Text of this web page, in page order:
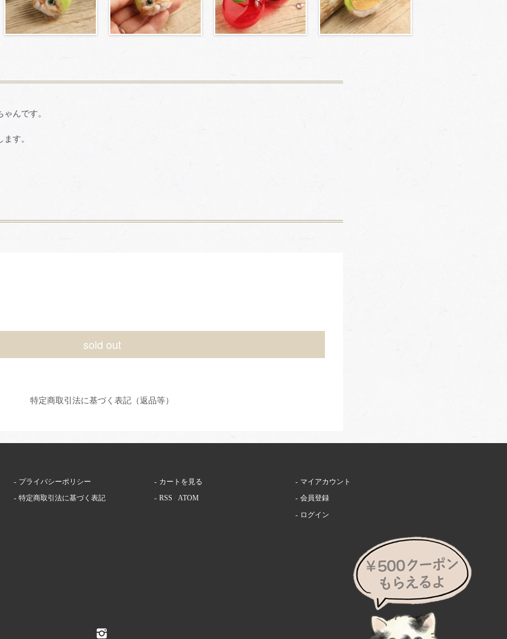
んです。
す。
sold out
特定商取引法に基づく表記（返品等）
プライバシーポリシー
特定商取引法に基づく表記
カートを見る
RSS /ATOM
マイアカウント
会員登録
ログイン